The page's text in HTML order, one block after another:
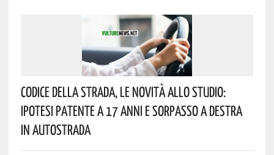
Codice Della Strada, Le Novità Allo Studio:
Ipotesi Patente A 17 Anni E Sorpasso A Destra
In Autostrada